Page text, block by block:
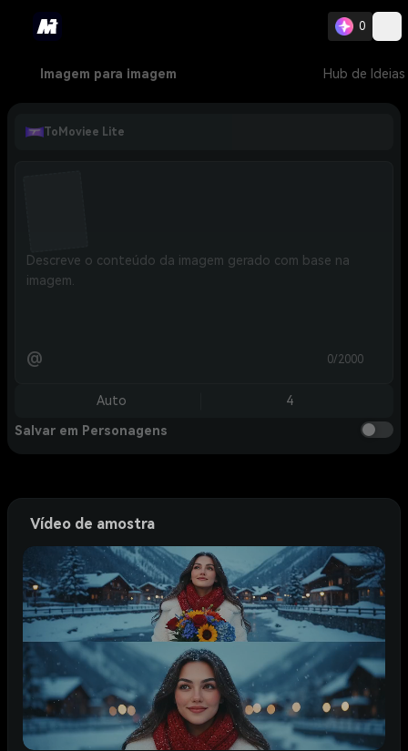
0
Imagem para imagem Hub de Ideias
ToMoviee Lite
@ 0/2000
Auto 4
Salvar em Personagens
Vídeo de amostra